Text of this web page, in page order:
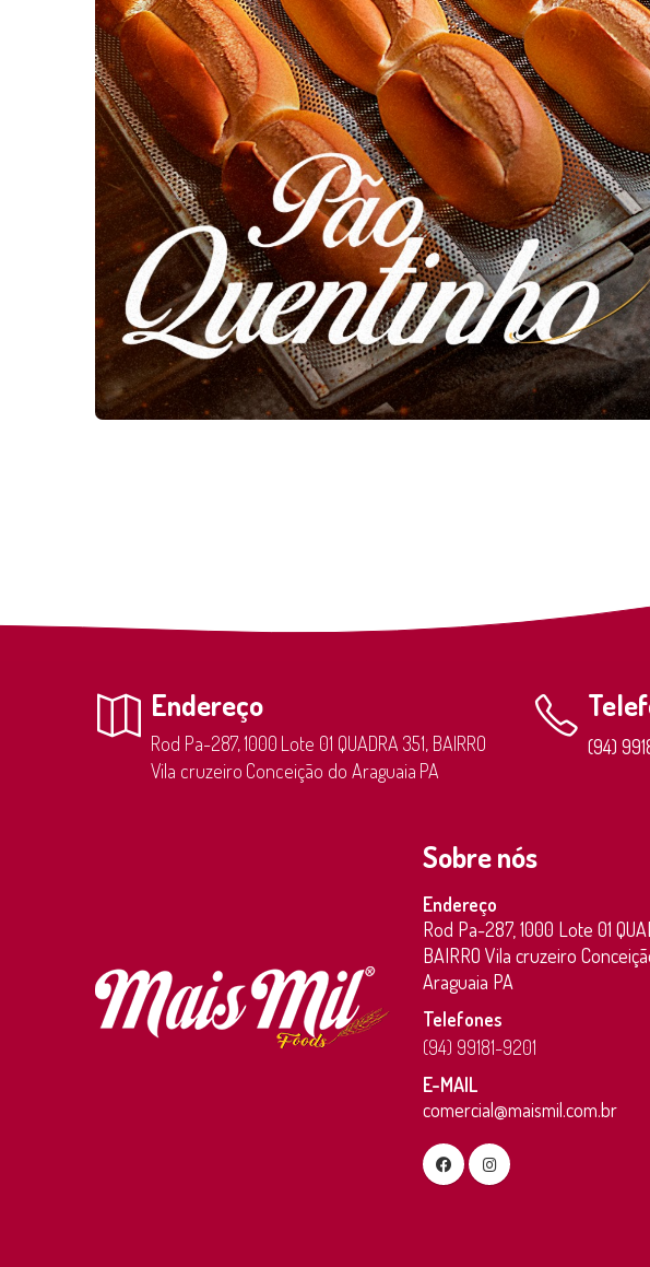
Endereço
Rod Pa-287,1000 Lote 01 QUADRA 351, BAIRRO
Vila cruzeiro Conceição do Araguaia PA
(94)
Sobre nós
Endereço
Rod Pa-287, 1000 Lote 01
BAIRRO Vila cruzeiro
Araguaia PA
Telefones
(94) 99181-9201
E-MAIL
comercial@maismil.com.br